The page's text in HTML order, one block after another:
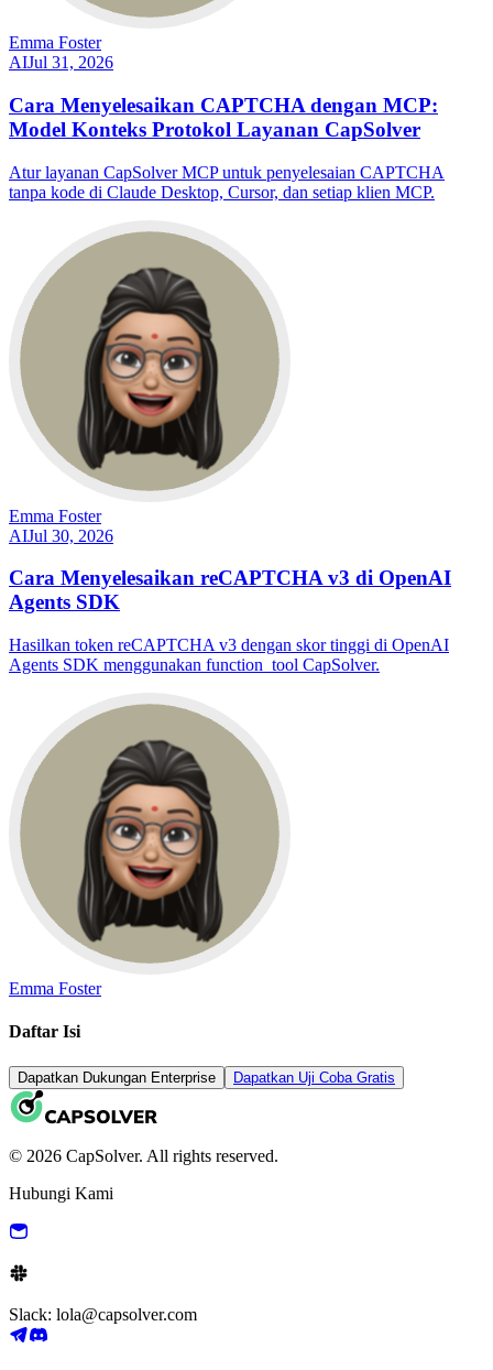
Emma Foster
AIJul 31, 2026
Cara Menyelesaikan CAPTCHA dengan MCP:
Model Konteks Protokol Layanan CapSolver
Atur layanan CapSolver MCP untuk penyelesaian CAPTCHA
tanpa kode di Claude Desktop, Cursor, dan setiap klien MCP.
Emma Foster
AIJul 30, 2026
Cara Menyelesaikan reCAPTCHA v3 di OpenAI
Agents SDK
Hasilkan token reCAPTCHA v3 dengan skor tinggi di OpenAI
Agents SDK menggunakan function_tool CapSolver.
Emma Foster
Daftar Isi
Dapatkan Dukungan Enterprise Dapatkan Uji Coba Gratis
© 2026 CapSolver. All rights reserved.
Hubungi Kami
Slack: lola@capsolver.com